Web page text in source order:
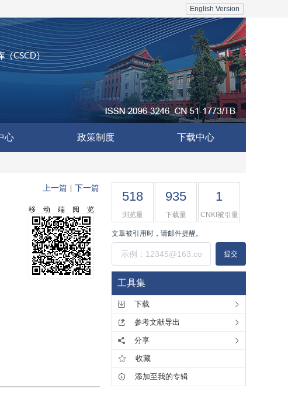
English Version
心 政策制度 下载中心
上一篇 下一篇
移动端阅览
518
浏览量
935
下载量
1
CNKI被引量
文章被引用时，请邮件提醒。
提交
工具集
下载
参考文献导出
分享
收藏
添加至我的专辑